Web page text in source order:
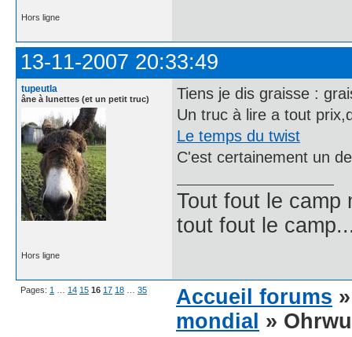
Hors ligne
13-11-2007 20:33:49
tupeutla
âne à lunettes (et un petit truc)
Tiens je dis graisse :
Un truc à lire a tout
Le temps du twist
C'est certainement un
Tout fout le camp
tout fout le
Hors ligne
Pages: 1 14 15 16 17 18 35 Accueil forums
mondial »